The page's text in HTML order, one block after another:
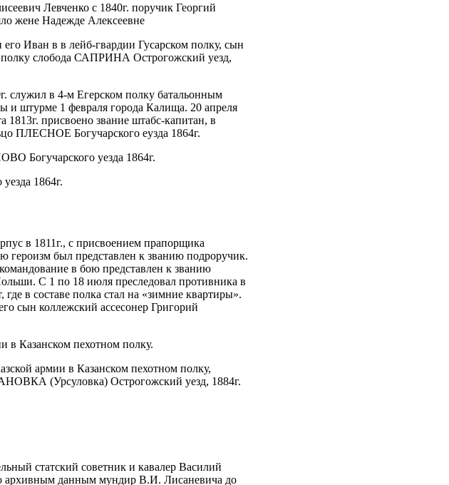
Левченко с 1840г. поручик Георгий
жене Надежде Алексеевне
Иван в в лейб-гвардии Гусарском полку, сын
полку слобода САПРИНА Острогожский уезд,
служил в 4-м Егерском полку батальонным
и штурме 1 февраля города Калища. 20 апреля
присвоено звание штабс-капитан, в
ПЛЕСНОЕ Богучарского еузда 1864г.
Богучарского уезда 1864г.
1864г.
в 1811г., с присвоением прапорщика
героизм был представлен к званию подроручик.
в бою представлен к званию
С 1 по 18 июля преследовал противника в
в составе полка стал на «зимние квартиры».
сын коллежский ассесонер Григорий
в Казанском пехотном полку.
армии в Казанском пехотном полку,
(Урсуловка) Острогожский уезд, 1884г.
статский советник и кавалер Василий
архивным данным мундир В.И. Лисаневича до